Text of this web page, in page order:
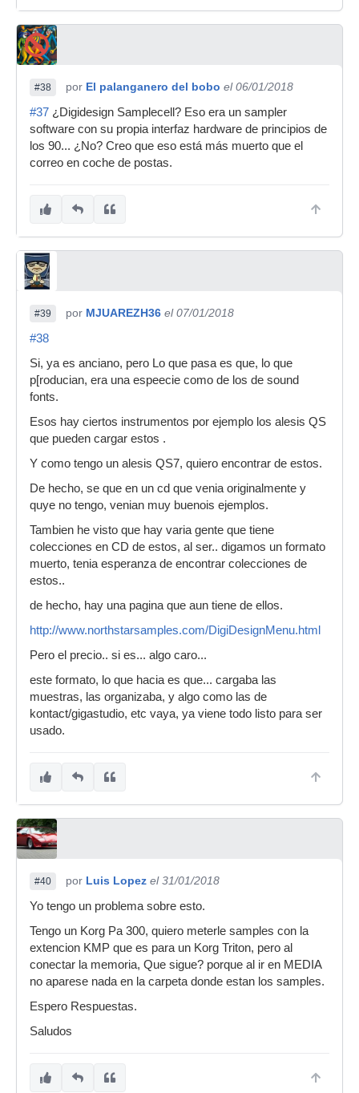
#38 por El palanganero del bobo el 06/01/2018
#37 ¿Digidesign Samplecell? Eso era un sampler
software con su propia interfaz hardware de principios de
los 90... ¿No? Creo que eso está más muerto que el
correo en coche de postas.
#39 por MJUAREZH36 el 07/01/2018
#38
Si, ya es anciano, pero Lo que pasa es que, lo que
p[roducian, era una espeecie como de los de sound
fonts.
Esos hay ciertos instrumentos por ejemplo los alesis QS
que pueden cargar estos .
Y como tengo un alesis QS7, quiero encontrar de estos.
De hecho, se que en un cd que venia originalmente y
quye no tengo, venian muy buenois ejemplos.
Tambien he visto que hay varia gente que tiene
colecciones en CD de estos, al ser.. digamos un formato
muerto, tenia esperanza de encontrar colecciones de
estos..
de hecho, hay una pagina que aun tiene de ellos.
http://www.northstarsamples.com/DigiDesignMenu.html
Pero el precio.. si es... algo caro...
este formato, lo que hacia es que... cargaba las
muestras, las organizaba, y algo como las de
kontact/gigastudio, etc vaya, ya viene todo listo para ser
usado.
#40 por Luis Lopez el 31/01/2018
Yo tengo un problema sobre esto.
Tengo un Korg Pa 300, quiero meterle samples con la
extencion KMP que es para un Korg Triton, pero al
conectar la memoria, Que sigue? porque al ir en MEDIA
no aparese nada en la carpeta donde estan los samples.
Espero Respuestas.
Saludos